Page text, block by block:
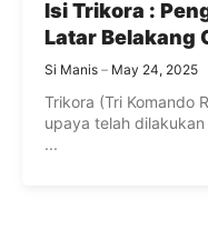
Isi Trikora :
Latar Belakang
Komando
Si Manis May 24, 2025
Trikora (Tri Komando
upaya telah
...